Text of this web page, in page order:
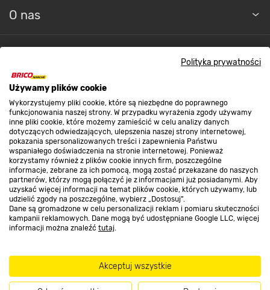
Polityka prywatności
Używamy plików cookie
Wykorzystujemy pliki cookie, które są niezbędne do poprawnego
funkcjonowania naszej strony. W przypadku wyrażenia zgody używamy
inne pliki cookie, które możemy zamieścić w celu analizy danych
dotyczących odwiedzających, ulepszenia naszej strony internetowej,
pokazania spersonalizowanych treści i zapewnienia Państwu
wspaniałego doświadczenia na stronie internetowej. Ponieważ
korzystamy również z plików cookie innych firm, poszczególne
informacje, zebrane za ich pomocą, mogą zostać przekazane do naszych
partnerów, którzy mogą połączyć je z informacjami już posiadanymi. Aby
uzyskać więcej informacji na temat plików cookie, których używamy, lub
udzielić zgody na poszczególne, wybierz „Dostosuj”.
Dane są gromadzone w celu personalizacji reklam i pomiaru skuteczności
kampanii reklamowych. Dane mogą być udostępniane Google LLC, więcej
informacji można znaleźć tutaj.
Akceptuj wszystkie
O nas
Strefa biznesu
Dołącz do nas
Metody płatności
Informacje handlowe o towarach i ich cenach podane na stronach serwisu:
nie stanowią oferty, a są wyłącznie